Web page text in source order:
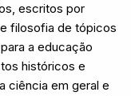
escritos por
filosofia de tópicos
a educação
históricos e
ciência em geral e